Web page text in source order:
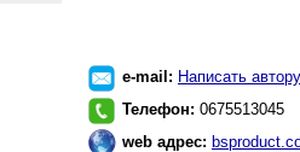
e-mail: Написать автору
Телефон: 0675513045
web адрес: